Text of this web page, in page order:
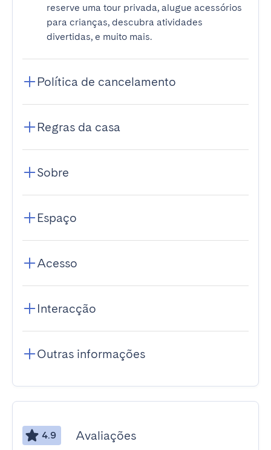
reserve uma tour privada, alugue acessórios
para crianças, descubra atividades
divertidas, e muito mais.
Política de cancelamento
Regras da casa
Sobre
Espaço
Acesso
Interacção
Outras informações
4.9 Avaliações